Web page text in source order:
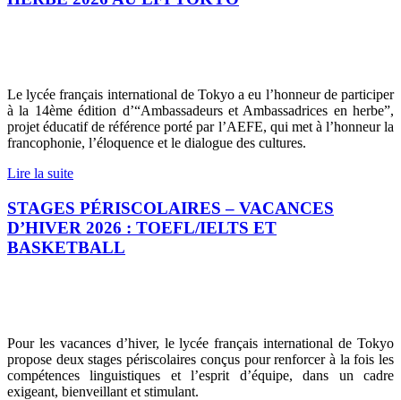
Le lycée français international de Tokyo a eu l’honneur de participer
à la 14ème édition d’“Ambassadeurs et Ambassadrices en herbe”,
projet éducatif de référence porté par l’AEFE, qui met à l’honneur la
francophonie, l’éloquence et le dialogue des cultures.
Lire la suite
STAGES PÉRISCOLAIRES – VACANCES
D’HIVER 2026 : TOEFL/IELTS ET
BASKETBALL
Pour les vacances d’hiver, le lycée français international de Tokyo
propose deux stages périscolaires conçus pour renforcer à la fois les
compétences linguistiques et l’esprit d’équipe, dans un cadre
exigeant, bienveillant et stimulant.